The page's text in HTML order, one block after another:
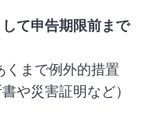
て申告期限前まで
くまで例外的措置
や災害証明など）